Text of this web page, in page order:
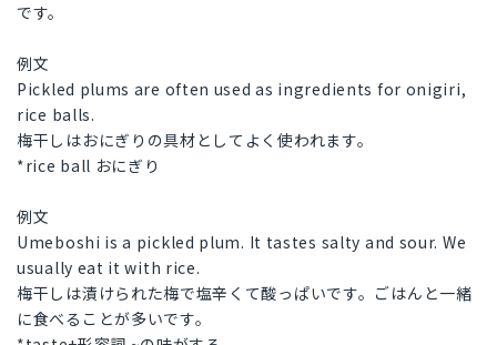
です。
例文
Pickled plums are often used as ingredients for onigiri,
rice balls.
梅干しはおにぎりの具材としてよく使われます。
*rice ball おにぎり
例文
Umeboshi is a pickled plum. It tastes salty and sour. We
usually eat it with rice.
梅干しは漬けられた梅で塩辛くて酸っぱいです。ごはんと一緒
に食べることが多いです。